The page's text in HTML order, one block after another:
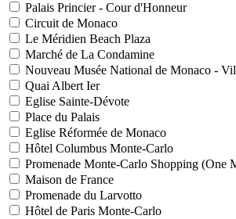
Palais Princier - Cour d'Honneur
Circuit de Monaco
Le Méridien Beach Plaza
Marché de La Condamine
Nouveau Musée National de Monaco -
Quai Albert Ier
Eglise Sainte-Dévote
Place du Palais
Eglise Réformée de Monaco
Hôtel Columbus Monte-Carlo
Promenade Monte-Carlo Shopping (One
Maison de France
Promenade du Larvotto
Hôtel de Paris Monte-Carlo